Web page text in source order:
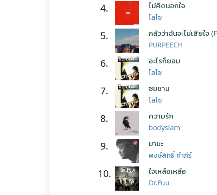
4. ไม่คิดนอกใจ
โลโซ
5. กลัวว่าฉันจะไม่เสียใจ
PURPEECH
6. อะไรก็ยอม
โลโซ
7. ซมซาน
โลโซ
8. ความรัก
bodyslam
9. มานะ
พงษ์สิทธิ์ คำภีร์
10. ใจเหลือเหลือ
Dr.Fuu